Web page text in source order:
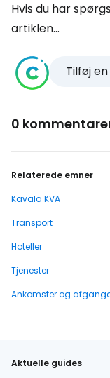
Hvis du har
artiklen...
Tilføj
0
Relaterede emner
Kavala KVA
Transport
Hoteller
Tjenester
Ankomster og
Aktuelle guides